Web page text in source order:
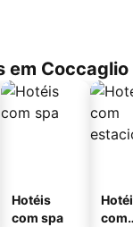
em Coccaglio
Hotéis
com spa
com